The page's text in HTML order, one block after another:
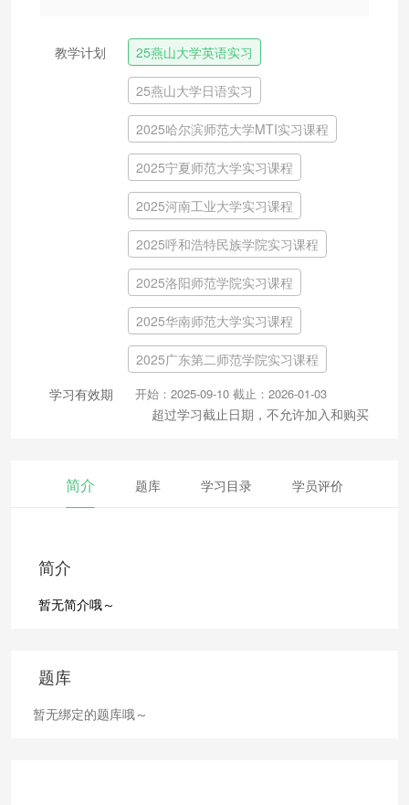
教学计划 25燕山大学英语实习
25燕山大学日语实习
2025哈尔滨师范大学MTI实习课程
2025宁夏师范大学实习课程
2025河南工业大学实习课程
2025呼和浩特民族学院实习课程
2025洛阳师范学院实习课程
2025华南师范大学实习课程
2025广东第二师范学院实习课程
学习有效期
开始：2025-09-10 截止：2026-01-03
超过学习截止日期，不允许加入和购买
简介 题库 学习目录 学员评价
简介
暂无简介哦～
题库
暂无绑定的题库哦～